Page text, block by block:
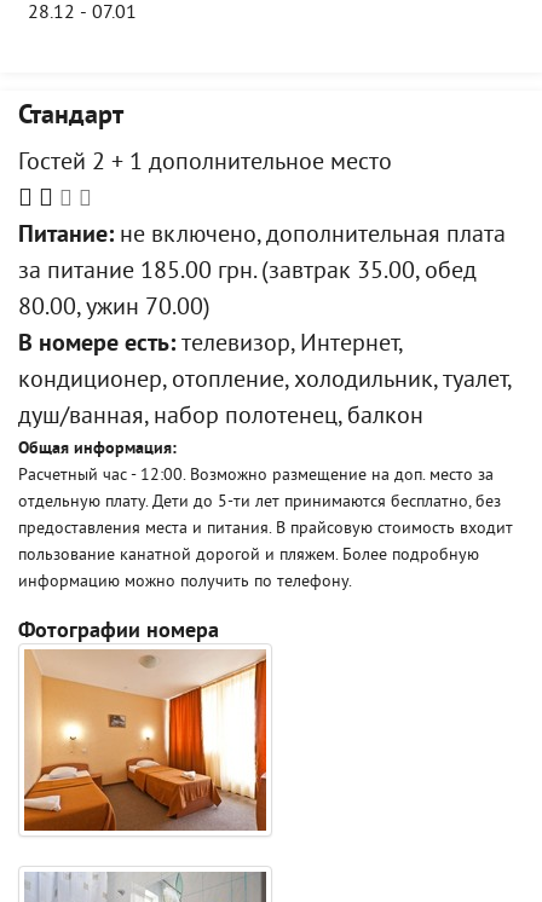
28.12 - 07.01
Стандарт
Гостей 2 + 1 дополнительное место
Питание: не включено, дополнительная плата
за питание 185.00 грн. (завтрак 35.00, обед
80.00, ужин 70.00)
В номере есть: телевизор, Интернет,
кондиционер, отопление, холодильник, туалет,
душ/ванная, набор полотенец, балкон
Общая информация:
Расчетный час - 12:00. Возможно размещение на доп. место за
отдельную плату. Дети до 5-ти лет принимаются бесплатно, без
предоставления места и питания. В прайсовую стоимость входит
пользование канатной дорогой и пляжем. Более подробную
информацию можно получить по телефону.
Фотографии номера